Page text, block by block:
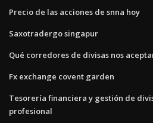
Precio de las acciones de snna hoy
Saxotradergo singapur
Qué corredores de divisas nos
Fx exchange covent garden
Tesorería financiera y gestión de
profesional